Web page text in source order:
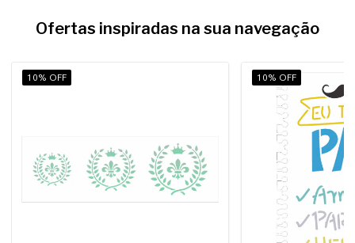
Ofertas inspiradas na sua navegação
10% OFF 10% OFF